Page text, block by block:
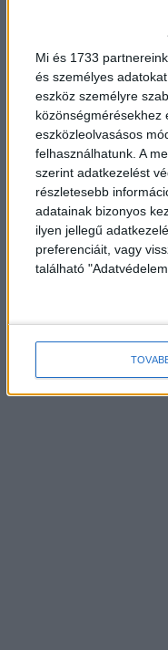
Mi és 1733
és személyes
eszköz személyre
közönségmérésekhez
eszközleolvasásos
felhasználhatunk. A
szerint adatkezelést
részletesebb
adatainak bizonyos
ilyen jellegű
preferenciáit, vagy
található